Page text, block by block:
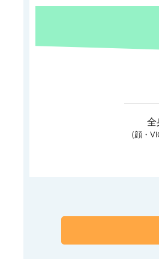
全
(顔・